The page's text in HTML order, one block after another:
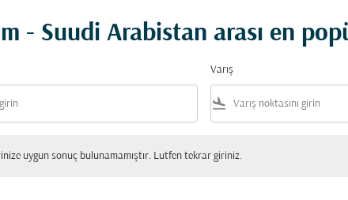
- Suudi Arabistan arası en
Varış
flight_land
uygun sonuç bulunamamıştır. Lutfen tekrar giriniz.